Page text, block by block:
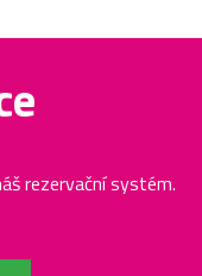
rezervační systém.